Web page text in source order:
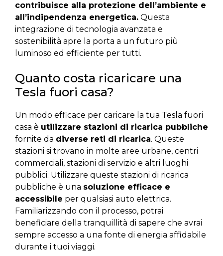
contribuisce alla protezione dell’ambiente e
all’indipendenza energetica. Questa
integrazione di tecnologia avanzata e
sostenibilità apre la porta a un futuro più
luminoso ed efficiente per tutti.
Quanto costa ricaricare una
Tesla fuori casa?
Un modo efficace per caricare la tua Tesla fuori
casa è utilizzare stazioni di ricarica pubbliche
fornite da diverse reti di ricarica. Queste
stazioni si trovano in molte aree urbane, centri
commerciali, stazioni di servizio e altri luoghi
pubblici. Utilizzare queste stazioni di ricarica
pubbliche è una soluzione efficace e
accessibile per qualsiasi auto elettrica.
Familiarizzando con il processo, potrai
beneficiare della tranquillità di sapere che avrai
sempre accesso a una fonte di energia affidabile
durante i tuoi viaggi.